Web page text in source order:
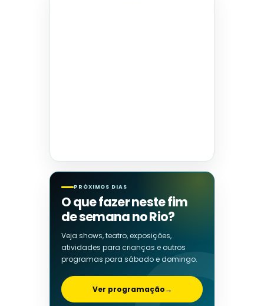
PRÓXIMOS DIAS
O que fazer neste fim
de semana no Rio?
Veja shows, teatro, exposições,
atividades para crianças e outros
programas para sábado e domingo.
Ver programação→